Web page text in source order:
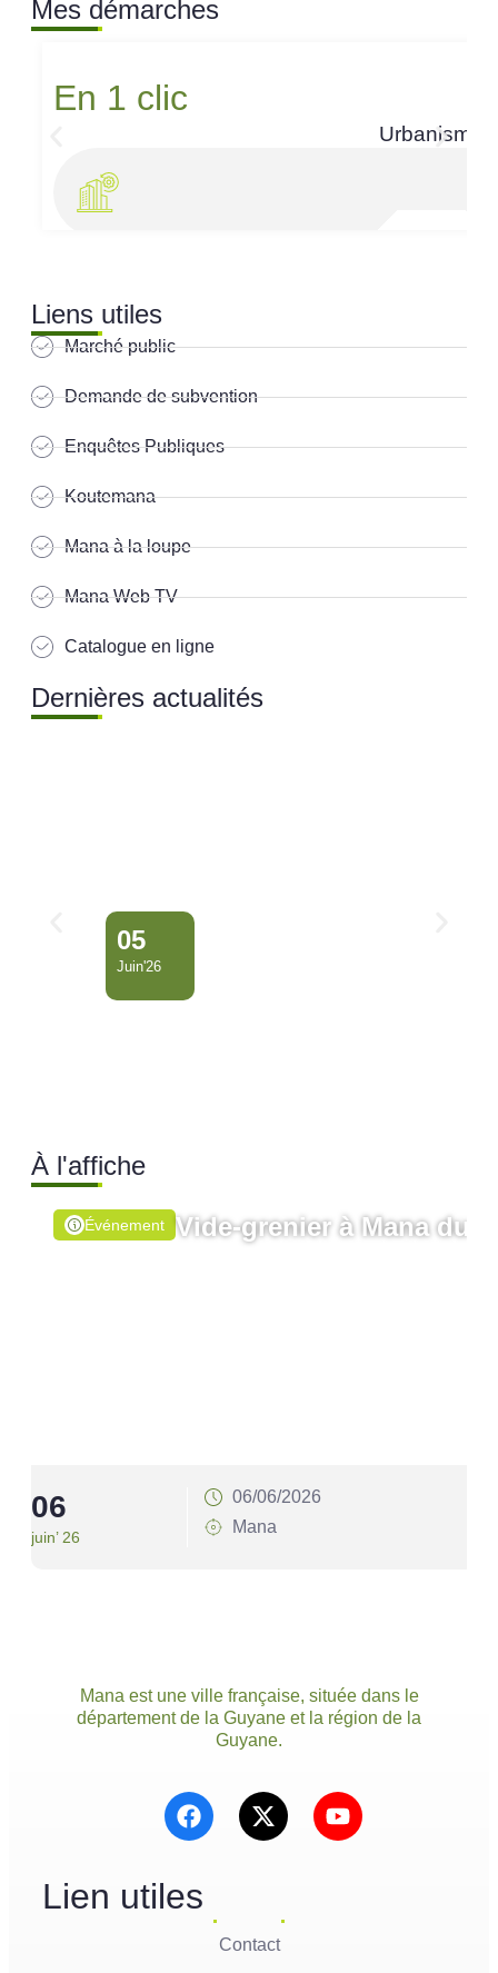
Mes démarches
En 1 clic
Urbanisme
Liens utiles
Marché public
Demande de subvention
Enquêtes Publiques
Koutemana
Mana à la loupe
Mana Web TV
Catalogue en ligne
Dernières actualités
05
Juin'26
À l'affiche
Événement Vide-grenier à Mana du
06
juin’ 26
06/06/2026
Mana
Mana est une ville française, située dans le
département de la Guyane et la région de la
Guyane.
Lien utiles
Contact